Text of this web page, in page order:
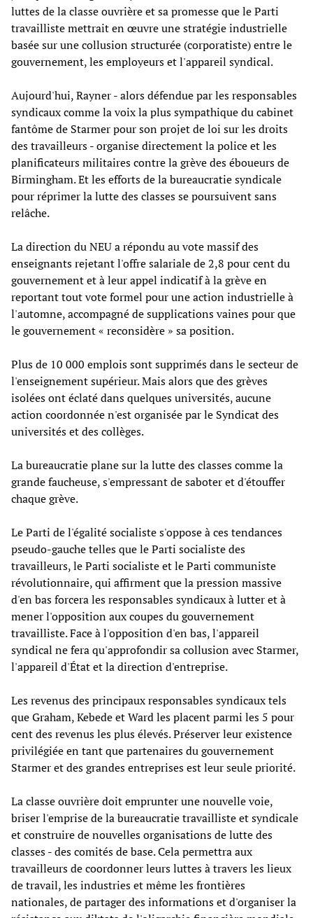
luttes de la classe ouvrière et sa promesse que le Parti
travailliste mettrait en œuvre une stratégie industrielle
basée sur une collusion structurée (corporatiste) entre le
gouvernement, les employeurs et l'appareil syndical.
Aujourd'hui, Rayner - alors défendue par les responsables
syndicaux comme la voix la plus sympathique du cabinet
fantôme de Starmer pour son projet de loi sur les droits
des travailleurs - organise directement la police et les
planificateurs militaires contre la grève des éboueurs de
Birmingham. Et les efforts de la bureaucratie syndicale
pour réprimer la lutte des classes se poursuivent sans
relâche.
La direction du NEU a répondu au vote massif des
enseignants rejetant l'offre salariale de 2,8 pour cent du
gouvernement et à leur appel indicatif à la grève en
reportant tout vote formel pour une action industrielle à
l'automne, accompagné de supplications vaines pour que
le gouvernement « reconsidère » sa position.
Plus de 10 000 emplois sont supprimés dans le secteur de
l'enseignement supérieur. Mais alors que des grèves
isolées ont éclaté dans quelques universités, aucune
action coordonnée n'est organisée par le Syndicat des
universités et des collèges.
La bureaucratie plane sur la lutte des classes comme la
grande faucheuse, s'empressant de saboter et d'étouffer
chaque grève.
Le Parti de l'égalité socialiste s'oppose à ces tendances
pseudo-gauche telles que le Parti socialiste des
travailleurs, le Parti socialiste et le Parti communiste
révolutionnaire, qui affirment que la pression massive
d'en bas forcera les responsables syndicaux à lutter et à
mener l'opposition aux coupes du gouvernement
travailliste. Face à l'opposition d'en bas, l'appareil
syndical ne fera qu'approfondir sa collusion avec Starmer,
l'appareil d'État et la direction d'entreprise.
Les revenus des principaux responsables syndicaux tels
que Graham, Kebede et Ward les placent parmi les 5 pour
cent des revenus les plus élevés. Préserver leur existence
privilégiée en tant que partenaires du gouvernement
Starmer et des grandes entreprises est leur seule priorité.
La classe ouvrière doit emprunter une nouvelle voie,
briser l'emprise de la bureaucratie travailliste et syndicale
et construire de nouvelles organisations de lutte des
classes - des comités de base. Cela permettra aux
travailleurs de coordonner leurs luttes à travers les lieux
de travail, les industries et même les frontières
nationales, de partager des informations et d'organiser la